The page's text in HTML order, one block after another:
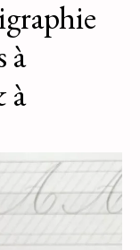
à
à